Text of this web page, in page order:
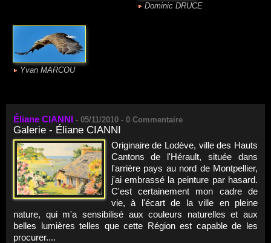
Dominic DRUCE
Yvan MARCOU
Éliane CIANNI - 05/11/2010 - 0 Commentaire
Galerie - Éliane CIANNI
Originaire de Lodève, ville des Hauts
Cantons de l'Hérault, située dans
l'arrière pays au nord de Montpellier,
j'ai embrassé la peinture par hasard.
C'est certainement mon cadre de
vie, à l'écart de la ville en pleine
nature, qui m'a sensibilisé aux couleurs naturelles et aux
belles lumières telles que cette Région est capable de les
procurer....